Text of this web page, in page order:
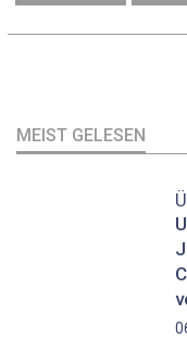
MEIST GELESEN